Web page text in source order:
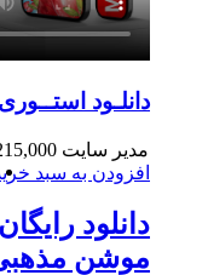
دانلـود استــوری
مدیر سایت
افزودن به سبد
دانلود
موشن